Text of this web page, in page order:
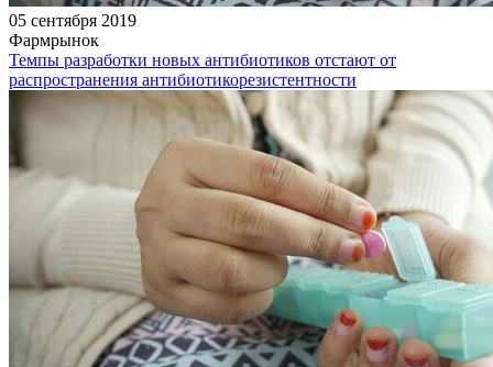
05 сентября 2019
Фармрынок
Темпы разработки новых антибиотиков отстают от
распространения антибиотикорезистентности